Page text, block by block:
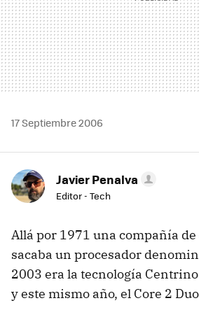
17 Septiembre 2006
Javier Penalva
Editor - Tech
Allá por 1971 una compañía
sacaba un procesador
2003 era la tecnología
y este mismo año, el Core 2